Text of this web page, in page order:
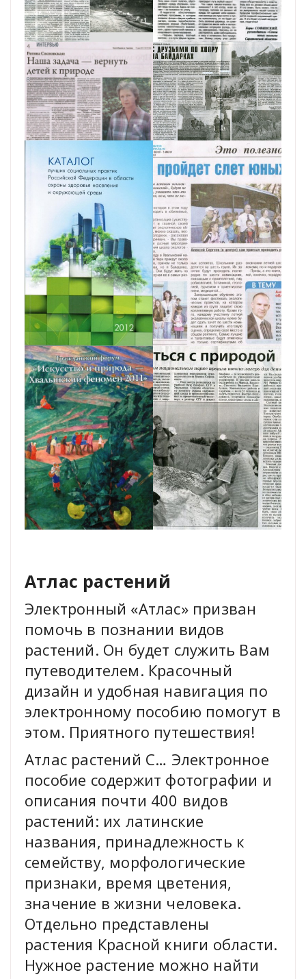
Атлас растений
Электронный «Атлас» призван
помочь в познании видов
растений. Он будет служить Вам
путеводителем. Красочный
дизайн и удобная навигация по
электронному пособию помогут в
этом. Приятного путешествия!
Атлас растений С… Электронное
пособие содержит фотографии и
описания почти 400 видов
растений: их латинские
названия, принадлежность к
семейству, морфологические
признаки, время цветения,
значение в жизни человека.
Отдельно представлены
растения Красной книги области.
Нужное растение можно найти